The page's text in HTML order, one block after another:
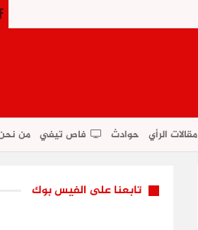
مقالات الرأي حوادث فاص تيفي من
تابعنا على الفيس بوك